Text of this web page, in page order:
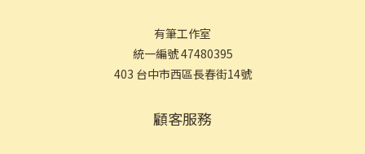
有筆工作室
統一編號 47480395
403 台中市西區長春街14號
顧客服務